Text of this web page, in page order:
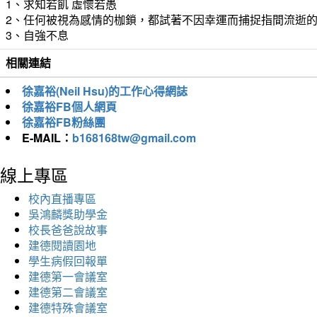
1、求知若飢 虛懷若愚
2、任何被視為感情的枷鎖，都試著不因幸運而捕捉指間流逝
3、自強不息
相關連結
徐嘉裕(Neil Hsu)的工作心得網誌
徐嘉裕FB個人網頁
徐嘉裕FB粉絲團
E-MAIL： b168168tw@gmail.com
線上專區
校內直播專區
吳鴻麟獎助學金
校長爸爸說故事
建德閱讀園地
學生病假回報單
建德第一會議室
建德第二會議室
建德特殊會議室